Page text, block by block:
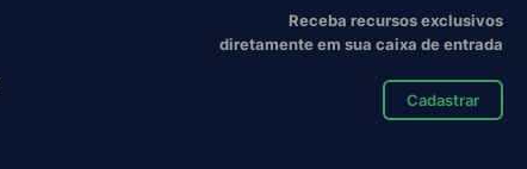
Receba recursos exclusivos
diretamente em sua caixa de entrada
Cadastrar